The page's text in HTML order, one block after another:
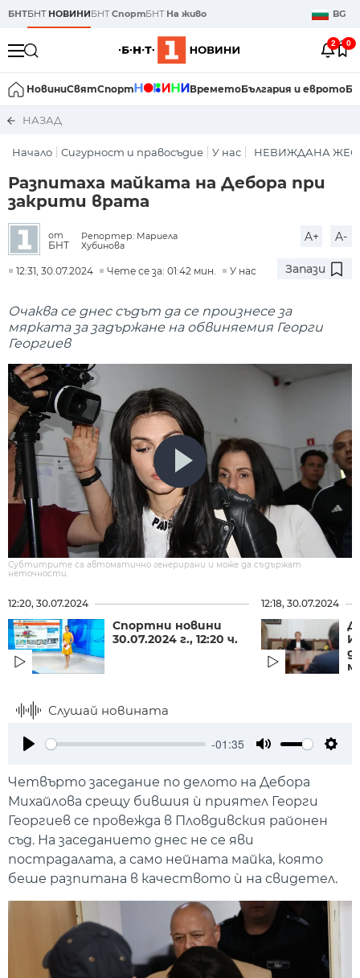
БНТБНТ НОВИНИБНТСпортБНТ На живо BG
2 0
НовиниСвятСпорт ВреметоБългария и еврото
НАЗАД
Начало Сигурност и правосъдие У нас НЕВИЖДАНА
Разпитаха майката на Дебора при
закрити врата
от
БНТ
Репортер: Мариела
Хубинова
A+ A-
12:31, 30.07.2024 Чете се за: 01:42 мин. У нас Запази
Очаква се днес съдът да се произнесе за
мярката за задържане на обвиняемия Георги
Георгиев
Субтитрите са автоматично генерирани и може да съдържат
неточности.
12:20, 30.07.2024
Спортни новини
30.07.2024 г., 12:20 ч.
12:18, 30.07.2024
Слушай новината
-01:35
Четвърто заседание по делото на Дебора
Михайлова срещу бившия ѝ приятел Георги
Георгиев се провежда в Пловдивския районен
съд. На заседанието днес не се яви
пострадалата, а само нейната майка, която
беше разпитана в качеството ѝ на свидетел.